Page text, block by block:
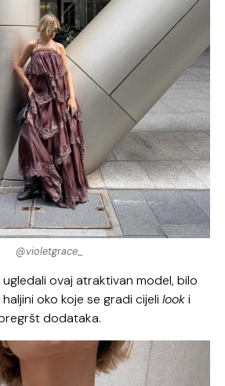
@violetgrace_
ovaj atraktivan model, bilo
oko koje se gradi cijelilooki
dodataka.